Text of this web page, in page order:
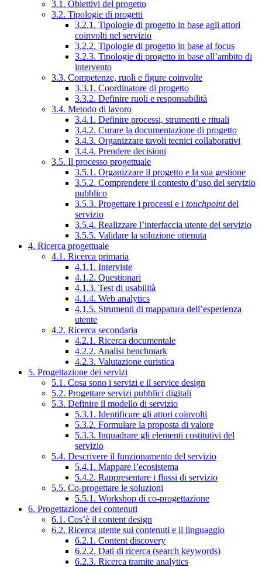
3.1. Obiettivi del progetto
3.2. Tipologie di progetti
3.2.1. Tipologie di progetto in base agli attori
coinvolti nel servizio
3.2.2. Tipologie di progetto in base al focus
3.2.3. Tipologie di progetto in base all’ambito di
intervento
3.3. Competenze, ruoli e figure coinvolte
3.3.1. Coordinatore di progetto
3.3.2. Definire ruoli e responsabilità
3.4. Metodo di lavoro
3.4.1. Definire processi, strumenti e rituali
3.4.2. Curare la documentazione di progetto
3.4.3. Organizzare tavoli tecnici collaborativi
3.4.4. Prendere decisioni
3.5. Il processo progettuale
3.5.1. Organizzare il progetto e la sua gestione
3.5.2. Comprendere il contesto d’uso del servizio
pubblico
3.5.3. Progettare i processi e i touchpointdel
servizio
3.5.4. Realizzare l’interfaccia utente del servizio
3.5.5. Validare la soluzione ottenuta
4. Ricerca progettuale
4.1. Ricerca primaria
4.1.1. Interviste
4.1.2. Questionari
4.1.3. Test di usabilità
4.1.4. Web analytics
4.1.5. Strumenti di mappatura dell’esperienza
utente
4.2. Ricerca secondaria
4.2.1. Ricerca documentale
4.2.2. Analisi benchmark
4.2.3. Valutazione euristica
5. Progettazione dei servizi
5.1. Cosa sono i servizi e il service design
5.2. Progettare servizi pubblici digitali
5.3. Definire il modello di servizio
5.3.1. Identificare gli attori coinvolti
5.3.2. Formulare la proposta di valore
5.3.3. Inquadrare gli elementi costitutivi del
servizio
5.4. Descrivere il funzionamento del servizio
5.4.1. Mappare l’ecosistema
5.4.2. Rappresentare i flussi di servizio
5.5. Co-progettare le soluzioni
5.5.1. Workshop di co-progettazione
6. Progettazione dei contenuti
6.1. Cos’è il content design
6.2. Ricerca utente sui contenuti e il linguaggio
6.2.1. Content discovery
6.2.2. Dati di ricerca (search keywords)
6.2.3. Ricerca tramite analytics